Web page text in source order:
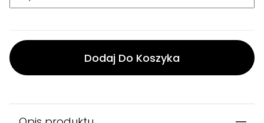
Dodaj Do Koszyka
Dostawa 1–3 dni